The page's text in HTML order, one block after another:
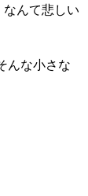
んて悲しい
んな小さな